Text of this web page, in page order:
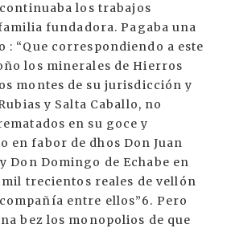
los trabajos
fundadora. Pagaba una
: “Que correspondiendo a este
los minerales de Hierros
montes de su jurisdicción y
y Salta Caballo, no
en su goce y
en fabor de dhos Don Juan
Don Domingo de Echabe en
trecientos reales de vellón
entre ellos”6. Pero
bez los monopolios de que